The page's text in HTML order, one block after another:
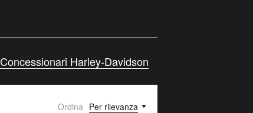
Concessionari Harley-Davidson
Ordina Per rilevanza